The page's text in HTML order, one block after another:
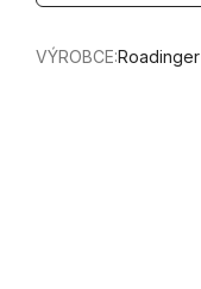
VÝROBCE:Roadinger